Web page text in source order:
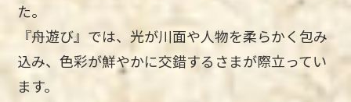
た。
『舟遊び』では、光が川面や人物を柔らかく包み
込み、色彩が鮮やかに交錯するさまが際立ってい
ます。